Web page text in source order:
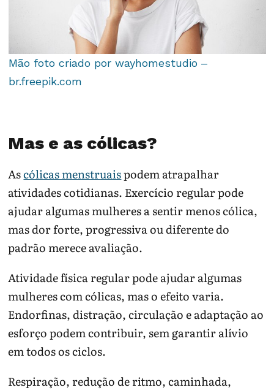
Mão foto criado por wayhomestudio –
br.freepik.com
Mas e as cólicas?
Ascólicas menstruaispodem atrapalhar
atividades cotidianas. Exercício regular pode
ajudar algumas mulheres a sentir menos cólica,
mas dor forte, progressiva ou diferente do
padrão merece avaliação.
Atividade física regular pode ajudar algumas
mulheres com cólicas, mas o efeito varia.
Endorfinas, distração, circulação e adaptação ao
esforço podem contribuir, sem garantir alívio
em todos os ciclos.
Respiração, redução de ritmo, caminhada,